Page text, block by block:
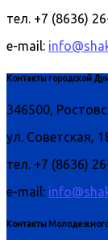
тел. +7 (8636)
e-mail:
Контакты городской
346500,
ул. Советская,
тел. +7 (8636)
e-mail:
Контакты